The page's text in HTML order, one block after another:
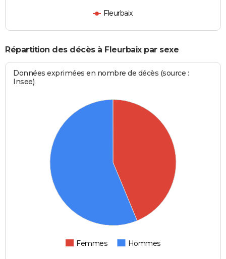
Fleurbaix
Répartition des décès à Fleurbaix par sexe
Données exprimées en nombre de décès (source :
Insee)
Femmes Hommes